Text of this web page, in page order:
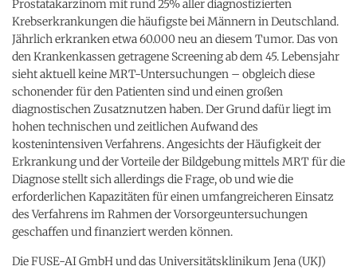
Prostatakarzinom mit rund 25% aller diagnostizierten
Krebserkrankungen die häufigste bei Männern in Deutschland.
Jährlich erkranken etwa 60.000 neu an diesem Tumor. Das von
den Krankenkassen getragene Screening ab dem 45. Lebensjahr
sieht aktuell keine MRT-Untersuchungen – obgleich diese
schonender für den Patienten sind und einen großen
diagnostischen Zusatznutzen haben. Der Grund dafür liegt im
hohen technischen und zeitlichen Aufwand des
kostenintensiven Verfahrens. Angesichts der Häufigkeit der
Erkrankung und der Vorteile der Bildgebung mittels MRT für die
Diagnose stellt sich allerdings die Frage, ob und wie die
erforderlichen Kapazitäten für einen umfangreicheren Einsatz
des Verfahrens im Rahmen der Vorsorgeuntersuchungen
geschaffen und finanziert werden können.
Die FUSE-AI GmbH und das Universitätsklinikum Jena (UKJ)